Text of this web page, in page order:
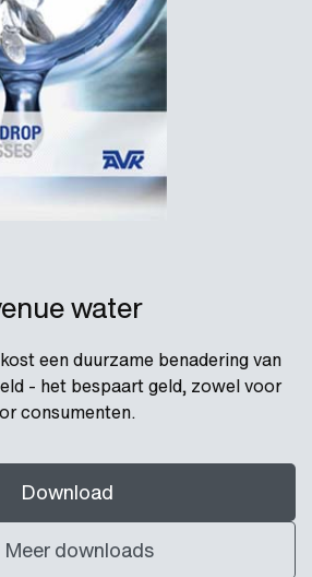
water
een duurzame benadering van
- het bespaart geld, zowel voor
consumenten.
Download
Meer downloads